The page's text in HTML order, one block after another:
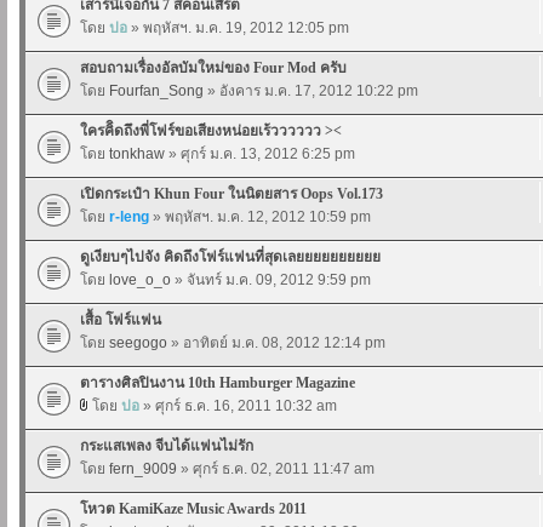
เสาร์นี้เจอกัน 7 สีคอนเสิร์ต
โดย ปอ » พฤหัสฯ. ม.ค. 19, 2012 12:05 pm
สอบถามเรื่องอัลบัมใหม่ของ Four Mod ครับ
โดย Fourfan_Song » อังคาร ม.ค. 17, 2012 10:22 pm
ใครคิิดถึงพี่โฟร์ขอเสียงหน่อยเร้วววววว ><
โดย tonkhaw » ศุกร์ ม.ค. 13, 2012 6:25 pm
เปิดกระเป๋า Khun Four ในนิตยสาร Oops Vol.173
โดย r-leng » พฤหัสฯ. ม.ค. 12, 2012 10:59 pm
ดูเงียบๆไปจัง คิดถึงโฟร์แฟนที่สุดเลยยยยยยยยยย
โดย love_o_o » จันทร์ ม.ค. 09, 2012 9:59 pm
เสื้อ โฟร์แฟน
โดย seegogo » อาทิตย์ ม.ค. 08, 2012 12:14 pm
ตารางศิลปินงาน 10th Hamburger Magazine
โดย ปอ » ศุกร์ ธ.ค. 16, 2011 10:32 am
กระแสเพลง จีบได้แฟนไม่รัก
โดย fern_9009 » ศุกร์ ธ.ค. 02, 2011 11:47 am
โหวต KamiKaze Music Awards 2011